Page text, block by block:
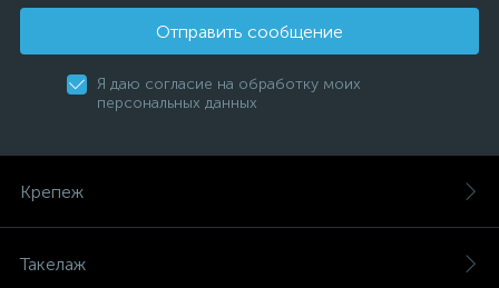
Отправить сообщение
Я даю согласие на обработку моих
персональных данных
Крепеж
Такелаж